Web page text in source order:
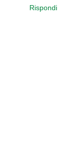
Rispondi